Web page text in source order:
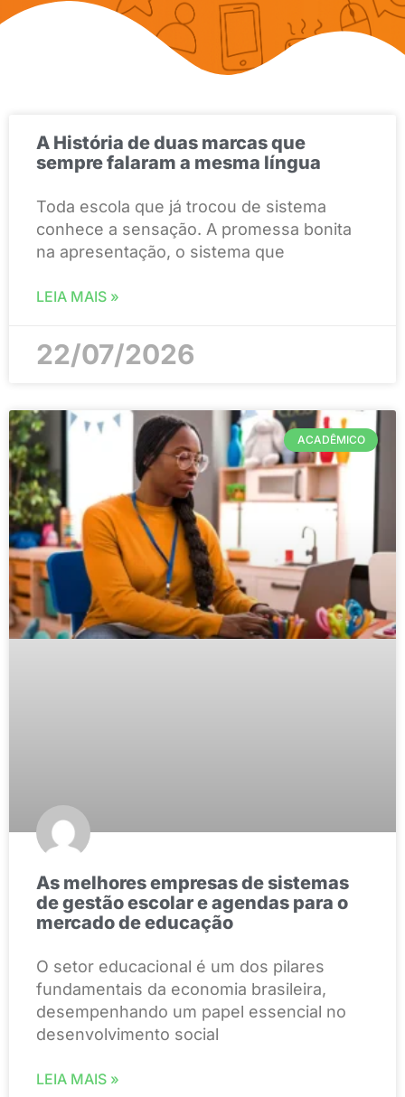
A História de duas marcas que
sempre falaram a mesma língua
Toda escola que já trocou de sistema
conhece a sensação. A promessa bonita
na apresentação, o sistema que
LEIA MAIS »
22/07/2026
ACADÊMICO
As melhores empresas de sistemas
de gestão escolar e agendas para o
mercado de educação
O setor educacional é um dos pilares
fundamentais da economia brasileira,
desempenhando um papel essencial no
desenvolvimento social
LEIA MAIS »